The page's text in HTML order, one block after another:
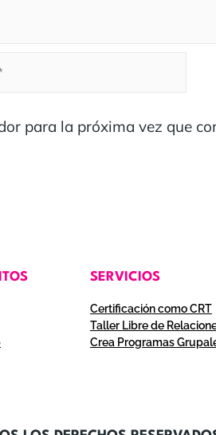
para la próxima vez que
SERVICIOS
Certificación como CRT
Taller Libre de
Crea Programas